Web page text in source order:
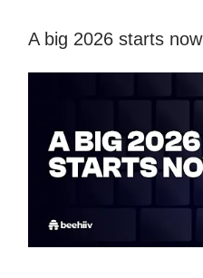
A big 2026 starts now